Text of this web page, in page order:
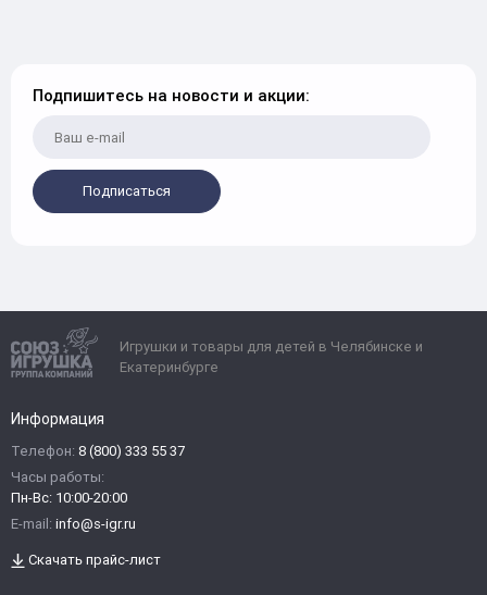
Подпишитесь на новости и акции:
Подписаться
Игрушки и товары для детей в Челябинске и
Екатеринбурге
Информация
Телефон: 8 (800) 333 55 37
Часы работы:
Пн-Вс: 10:00-20:00
E-mail: info@s-igr.ru
Скачать прайс-лист